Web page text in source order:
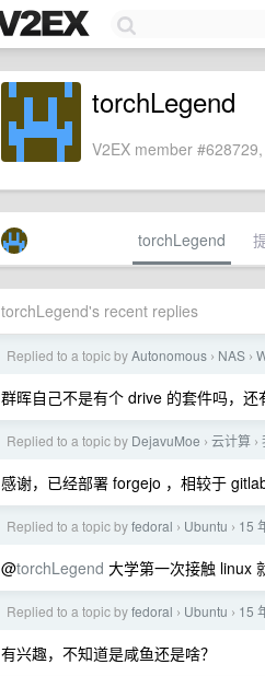
torchLegend
V2EX member
torchLegend
torchLegend's recent replies
Replied to a topic byAutonomous › NAS ›
群晖自己不是有个 drive 的套件吗，
Replied to a topic by DejavuMoe › 云计算 ›
感谢，已经部署 forgejo ，相较于
Replied to a topic byfedoral › Ubuntu › 15
@torchLegend 大学第一次接触 linux
Replied to a topic byfedoral › Ubuntu › 15
有兴趣，不知道是咸鱼还是啥？